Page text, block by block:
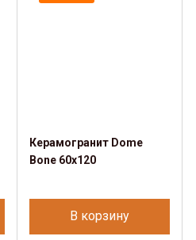
Керамогранит Dome
Bone 60x120
В корзину